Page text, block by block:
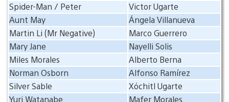
Spider-Man / Peter
Victor Ugarte
Aunt May
Ángela Villanueva
Martin Li (Mr Negative)
Marco Guerrero
Mary Jane
Nayelli Solis
Miles Morales
Alberto Berna
Norman Osborn
Alfonso Ramírez
Silver Sable
Xóchitl Ugarte
Yuri Watanabe
Mafer Morales